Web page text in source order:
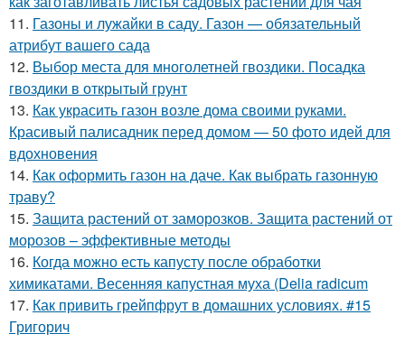
11. Газоны и лужайки в саду. Газон — обязательный
атрибут вашего сада
12. Выбор места для многолетней гвоздики. Посадка
гвоздики в открытый грунт
13. Как украсить газон возле дома своими руками.
Красивый палисадник перед домом — 50 фото идей для
вдохновения
14. Как оформить газон на даче. Как выбрать газонную
траву?
15. Защита растений от заморозков. Защита растений от
морозов – эффективные методы
16. Когда можно есть капусту после обработки
химикатами. Весенняя капустная муха (Delia radicum
17. Как привить грейпфрут в домашних условиях. #15
Григорич